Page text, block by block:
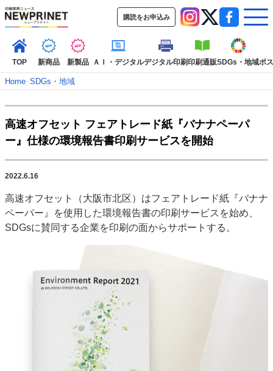
購読をお申込み
TOP 新商品 新製品 ＡＩ・デジタルデジタル印刷印刷通販SDGs・地域ポ
TOP
新着記事 特集記事
動画コンテンツ
インタビュー
コレクション
SDGs・地域
ポストプレス ビジネス イベント 信用情報
業界
市場・統計
人事・移転・異動・訃報
2022 見える化・MIS特集
特集・デジタル印刷 アイデアで勝負！ ～多様なビジネス・多彩な商材～
中古印刷機・製本機特集
特集・デジタル印刷 ～ 新成長軌道を描く
JFPI印刷用語集
Home–SDGs・地域
高速オフセット フェアトレード紙『バナナペーパ
ー』仕様の環境報告書印刷サービスを開始
2022.6.16
高速オフセット（大阪市北区）はフェアトレード紙『バナナ
ペーパー』を使用した環境報告書の印刷サービスを始め、
SDGsに賛同する企業を印刷の面からサポートする。